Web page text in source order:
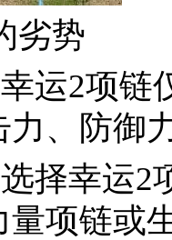
劣势
运2项链
力、防御
择幸运2
量项链或